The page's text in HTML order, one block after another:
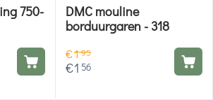
750-
DMC mouline
borduurgaren - 318
€195
€1 56